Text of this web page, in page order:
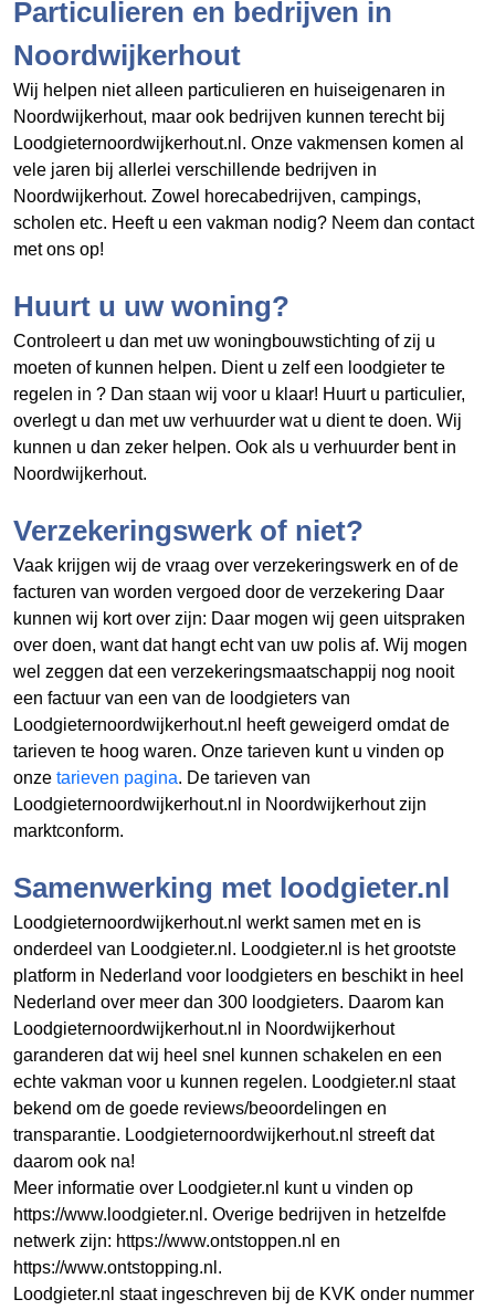
Particulieren en bedrijven in
Noordwijkerhout
Wij helpen niet alleen particulieren en huiseigenaren in
Noordwijkerhout, maar ook bedrijven kunnen terecht bij
Loodgieternoordwijkerhout.nl. Onze vakmensen komen al
vele jaren bij allerlei verschillende bedrijven in
Noordwijkerhout. Zowel horecabedrijven, campings,
scholen etc. Heeft u een vakman nodig? Neem dan contact
met ons op!
Huurt u uw woning?
Controleert u dan met uw woningbouwstichting of zij u
moeten of kunnen helpen. Dient u zelf een loodgieter te
regelen in ? Dan staan wij voor u klaar! Huurt u particulier,
overlegt u dan met uw verhuurder wat u dient te doen. Wij
kunnen u dan zeker helpen. Ook als u verhuurder bent in
Noordwijkerhout.
Verzekeringswerk of niet?
Vaak krijgen wij de vraag over verzekeringswerk en of de
facturen van worden vergoed door de verzekering Daar
kunnen wij kort over zijn: Daar mogen wij geen uitspraken
over doen, want dat hangt echt van uw polis af. Wij mogen
wel zeggen dat een verzekeringsmaatschappij nog nooit
een factuur van een van de loodgieters van
Loodgieternoordwijkerhout.nl heeft geweigerd omdat de
tarieven te hoog waren. Onze tarieven kunt u vinden op
onze tarieven pagina. De tarieven van
Loodgieternoordwijkerhout.nl in Noordwijkerhout zijn
marktconform.
Samenwerking met loodgieter.nl
Loodgieternoordwijkerhout.nl werkt samen met en is
onderdeel van Loodgieter.nl. Loodgieter.nl is het grootste
platform in Nederland voor loodgieters en beschikt in heel
Nederland over meer dan 300 loodgieters. Daarom kan
Loodgieternoordwijkerhout.nl in Noordwijkerhout
garanderen dat wij heel snel kunnen schakelen en een
echte vakman voor u kunnen regelen. Loodgieter.nl staat
bekend om de goede reviews/beoordelingen en
transparantie. Loodgieternoordwijkerhout.nl streeft dat
daarom ook na!
Meer informatie over Loodgieter.nl kunt u vinden op
https://www.loodgieter.nl. Overige bedrijven in hetzelfde
netwerk zijn: https://www.ontstoppen.nl en
https://www.ontstopping.nl.
Loodgieter.nl staat ingeschreven bij de KVK onder nummer